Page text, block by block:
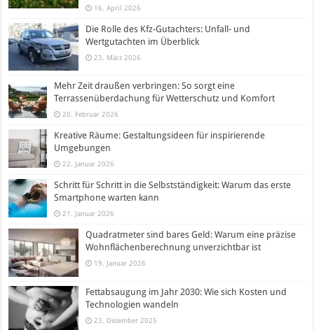
16. April 2026
Die Rolle des Kfz-Gutachters: Unfall- und
Wertgutachten im Überblick
23. März 2026
Mehr Zeit draußen verbringen: So sorgt eine
Terrassenüberdachung für Wetterschutz und Komfort
20. Februar 2026
Kreative Räume: Gestaltungsideen für inspirierende
Umgebungen
22. Januar 2026
Schritt für Schritt in die Selbstständigkeit: Warum das erste
Smartphone warten kann
21. Januar 2026
Quadratmeter sind bares Geld: Warum eine präzise
Wohnflächenberechnung unverzichtbar ist
19. Januar 2026
Fettabsaugung im Jahr 2030: Wie sich Kosten und
Technologien wandeln
23. Dezember 2025